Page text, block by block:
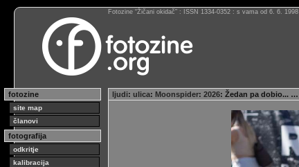
Fotozine “Žičani okidač” : ISSN 1334-0352 : s vama od 6. 6. 1998
fotozine
site map
članovi
fotografija
odkritje
kalibracija
ljudi: ulica: Moonspider: 2026: Žedan pa dobio... …